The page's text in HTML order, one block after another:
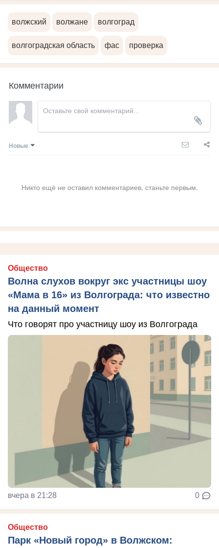
волжский волжане волгоград
волгоградская область фас проверка
Комментарии
Новые
Никто ещё не оставил комментариев, станьте первым.
Общество
Волна слухов вокруг экс участницы шоу
«Мама в 16» из Волгограда: что известно
на данный момент
Что говорят про участницу шоу из Волгограда
вчера в 21:28 0
Общество
Парк «Новый город» в Волжском: